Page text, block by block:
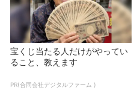
宝くじ当たる人だけがやってい
ること、教えます
PR(合同会社デジタルファーム )